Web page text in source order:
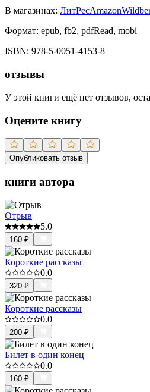
В магазинах: ЛитРесAmazon
Формат: epub, fb2, pdfRead, mobi
ISBN: 978-5-0051-4153-8
отзывы
У этой книги ещё нет отзывов,
Оцените книгу
Опубликовать отзыв
книги автора
Отрыв
5.0
160 ₽
Короткие рассказы
0.0
320 ₽
Короткие рассказы
0.0
200 ₽
Билет в один конец
0.0
160 ₽